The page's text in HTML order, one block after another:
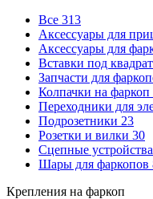
Все 313
Аксессуары для
Аксессуары для
Вставки под квадрат
Запчасти для
Колпачки на фаркоп
Переходники для
Подрозетники 23
Розетки и вилки 30
Сцепные устройства
Шары для фаркопов
Крепления на фаркоп